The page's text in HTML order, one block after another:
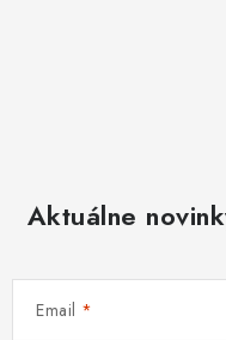
Aktuálne
Email